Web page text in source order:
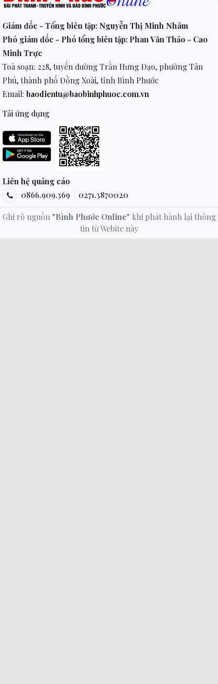
Giám đốc - Tổng biên tập: Nguyễn Thị Minh Nhâm
Phó giám đốc - Phó tổng biên tập: Phan Văn Thảo - Cao
Minh Trực
Toà soạn: 228, tuyến đường Trần Hưng Đạo, phường Tân
Phú, thành phố Đồng Xoài, tỉnh Bình Phước
Email: baodientu@baobinhphuoc.com.vn
Tải ứng dụng
Liên hệ quảng cáo
0866.909.369
0271.3870020
Ghi rõ nguồn "Bình Phước Online" khi phát hành lại thông
tin từ Webite này